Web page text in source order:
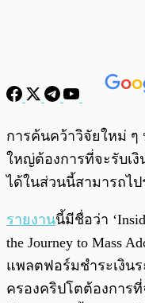
พร้อมเล่น
การค้นคว้าวิจัยใหม่ ๆ
ใหญ่ต้องการที่จะรับเงิ
ได้ในส่วนนี้สามารถไ
รายงานนี้มีชื่อว่า
the Journey to Mass
แพลตฟอร์มชำระเงิน
ครองคริปโตต้องการ